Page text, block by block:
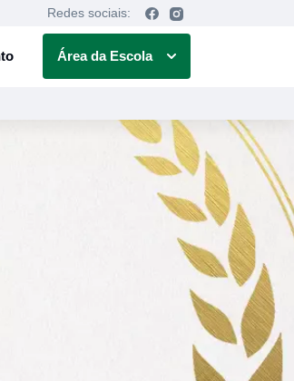
Redes sociais:
Área da Escola